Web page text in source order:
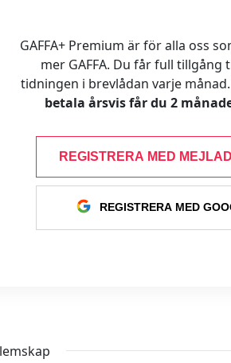
GAFFA+ Premium är för alla oss
mer GAFFA. Du får full tillgång
tidningen i brevlådan varje
betala årsvis får du 2
REGISTRERA MED
REGISTRERA MED